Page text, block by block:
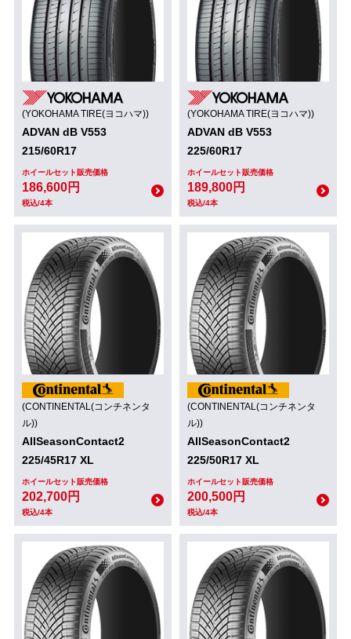
(YOKOHAMA TIRE(ヨコハマ))
ADVAN dB V553
215/60R17
ホイールセット販売価格
186,600円
税込/4本
(YOKOHAMA TIRE(ヨコハマ))
ADVAN dB V553
225/60R17
ホイールセット販売価格
189,800円
税込/4本
(CONTINENTAL(コンチネンタ
ル))
AllSeasonContact2
225/45R17 XL
ホイールセット販売価格
202,700円
税込/4本
(CONTINENTAL(コンチネンタ
ル))
AllSeasonContact2
225/50R17 XL
ホイールセット販売価格
200,500円
税込/4本